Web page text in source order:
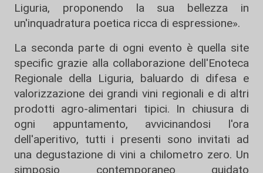
Liguria, proponendo la sua bellezza in
un'inquadratura poetica ricca di espressione».
La seconda parte di ogni evento è quella site
specific grazie alla collaborazione dell'Enoteca
Regionale della Liguria, baluardo di difesa e
valorizzazione dei grandi vini regionali e di altri
prodotti agro-alimentari tipici. In chiusura di
ogni appuntamento, avvicinandosi l'ora
dell'aperitivo, tutti i presenti sono invitati ad
una degustazione di vini a chilometro zero. Un
simposio contemporaneo guidato